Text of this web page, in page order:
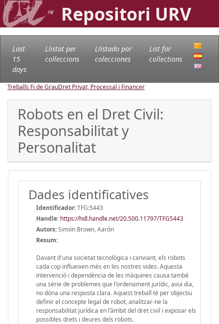
Repositori URV
Last
15
days
Llistat per
col·leccions
Llistado por
colecciones
List for
collections
Treballs Fi de GrauDret Privat, Processal i Financer
Robots en el Dret Civil:
Responsabilitat y
Personalitat
Dades identificatives
Identificador:TFG:5443
Handle: https://hdl.handle.net/20.500.11797/TFG5443
Autors:Simón Brown, Aarón
Resum:
Davant d'una societat tecnològica i canviant, els robots
cada cop influeixen més en les nostres vides. Aquesta
intervenció i dependència de les màquines causa també
una sèrie de problemes que l'ordenament jurídic, avui dia,
no dóna una resposta clara. Aquest treball té per objectiu
definir el concepte legal de robot, analitzar-ne la
responsabilitat jurídica en l'àmbit del dret civil i exposar els
possibles drets i deures dels robots.